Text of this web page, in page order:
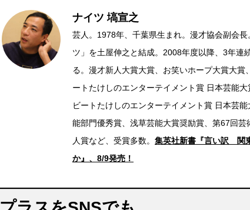
ナイツ 塙宣之
芸人。1978年、千葉県生まれ。漫才協会副会
ツ」を土屋伸之と結成。2008年度以降、3年連
る。漫才新人大賞大賞、お笑いホープ大賞大賞
ートたけしのエンターテイメント賞 日本芸能
ビートたけしのエンターテイメント賞 日本芸
能部門優秀賞、浅草芸能大賞奨励賞、第67回
人賞など、受賞多数。 集英社新書『言い訳 関
か』、8/9発売！